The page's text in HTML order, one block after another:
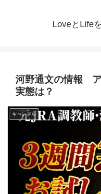
LoveとLife
河野通文の情報
実態は？
ギャンブル